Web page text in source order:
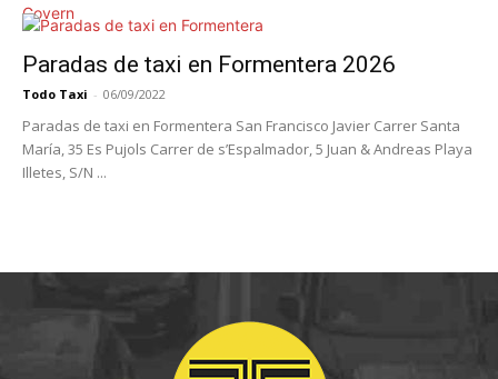
Paradas de taxi en Formentera 2026
Todo Taxi - 06/09/2022
Paradas de taxi en Formentera San Francisco Javier Carrer Santa
María, 35 Es Pujols Carrer de s’Espalmador, 5 Juan & Andreas Playa
Illetes, S/N ...